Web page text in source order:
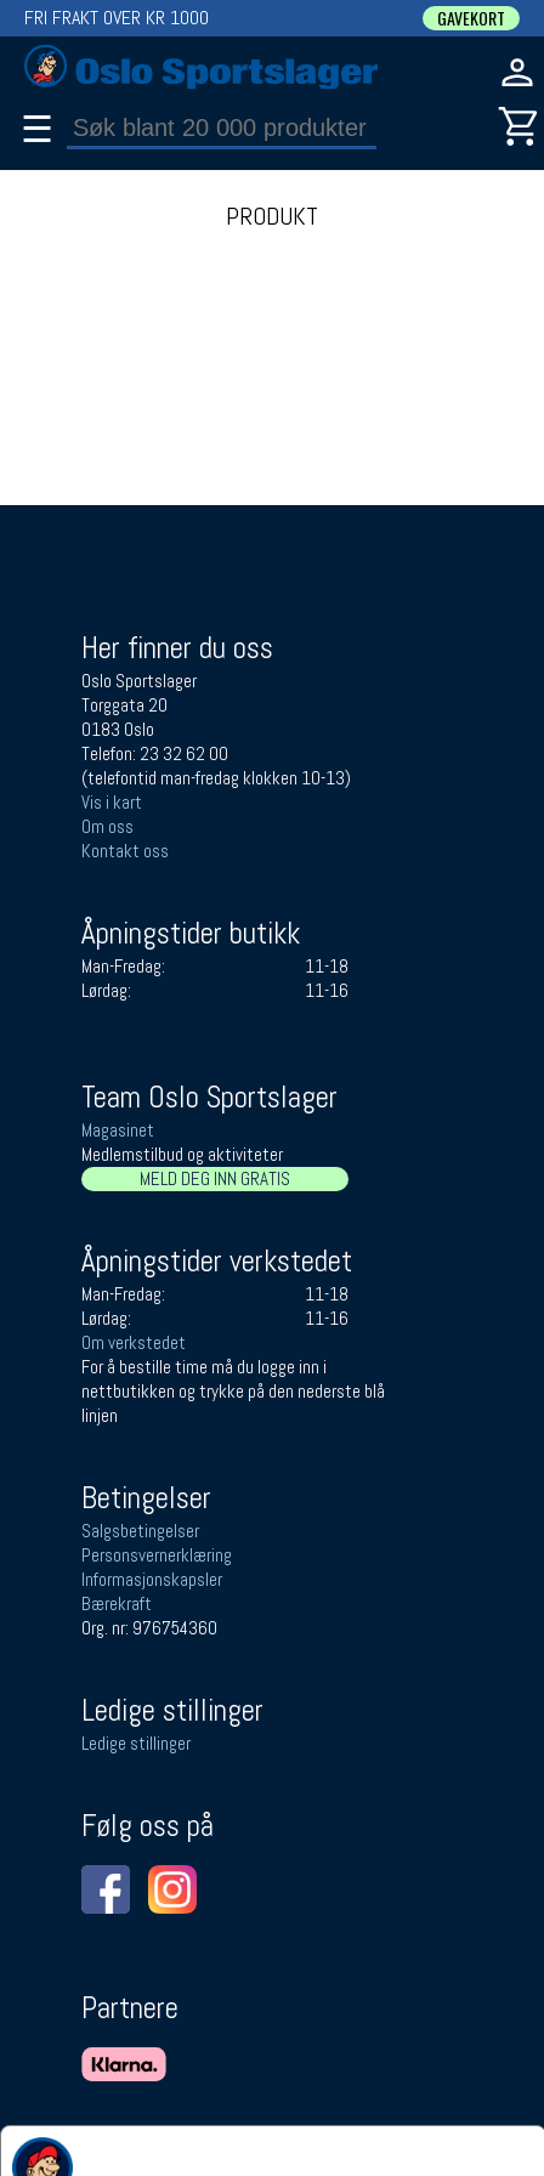
FRI FRAKT OVER KR 1000 GAVEKORT
☰
PRODUKT
Her finner du oss
Oslo Sportslager
Torggata 20
0183 Oslo
Telefon: 23 32 62 00
(telefontid man-fredag klokken 10-13)
Vis i kart
Om oss
Kontakt oss
Åpningstider butikk
Man-Fredag:
11-18
Lørdag:
11-16
Team Oslo Sportslager
Magasinet
Medlemstilbud og aktiviteter
MELD DEG INN GRATIS
Åpningstider verkstedet
Man-Fredag:
11-18
Lørdag:
11-16
Om verkstedet
For å bestille time må du logge inn i
nettbutikken og trykke på den nederste blå
linjen
Betingelser
Salgsbetingelser
Personsvernerklæring
Informasjonskapsler
Bærekraft
Org. nr: 976754360
Ledige stillinger
Ledige stillinger
Følg oss på
Partnere